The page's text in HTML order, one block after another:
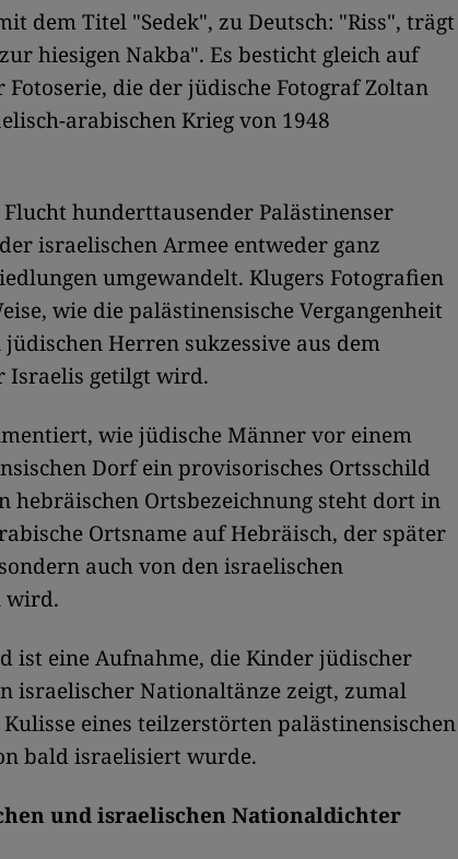
dem Titel "Sedek", zu Deutsch: "Riss", trägt
hiesigen Nakba". Es besticht gleich auf
die der jüdische Fotograf Zoltan
arabischen Krieg von 1948
hunderttausender Palästinenser
israelischen Armee entweder ganz
umgewandelt. Klugers Fotografien
wie die palästinensische Vergangenheit
Herren sukzessive aus dem
Israelis getilgt wird.
wie jüdische Männer vor einem
Dorf ein provisorisches Ortsschild
hebräischen Ortsbezeichnung steht dort in
Ortsname auf Hebräisch, der später
auch von den israelischen
wird.
ist eine Aufnahme, die Kinder jüdischer
israelischer Nationaltänze zeigt, zumal
eines teilzerstörten palästinensischen
bald israelisiert wurde.
und israelischen Nationaldichter